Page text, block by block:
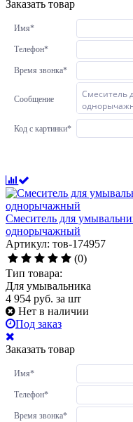
Заказать товар
Имя*
Телефон*
Время звонка*
Сообщение
Код с картинки*
Смеситель для
однорычажный
Артикул: тов-174957
(0)
Тип товара:
Для умывальника
4 954 руб. за шт
Нет в наличии
Под заказ
Заказать товар
Имя*
Телефон*
Время звонка*